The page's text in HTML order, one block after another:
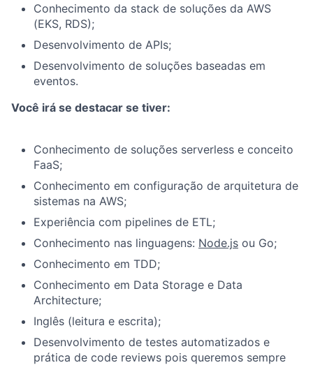
Conhecimento da stack de soluções da AWS
(EKS, RDS);
Desenvolvimento de APIs;
Desenvolvimento de soluções baseadas em
eventos.
Você irá se destacar se tiver:
Conhecimento de soluções serverless e conceito
FaaS;
Conhecimento em configuração de arquitetura de
sistemas na AWS;
Experiência com pipelines de ETL;
Conhecimento nas linguagens: Node.js ou Go;
Conhecimento em TDD;
Conhecimento em Data Storage e Data
Architecture;
Inglês (leitura e escrita);
Desenvolvimento de testes automatizados e
prática de code reviews pois queremos sempre